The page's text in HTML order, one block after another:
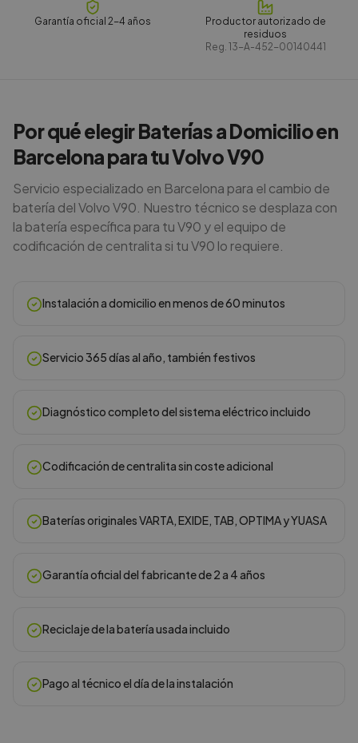
Garantía oficial 2-4 años
Productor autorizado de
residuos
Reg. 13-A-452-00140441
Por qué elegir Baterías a Domicilio en
Barcelona para tu Volvo V90
Servicio especializado en Barcelona para el cambio de
batería del Volvo V90. Nuestro técnico se desplaza con
la batería específica para tu V90 y el equipo de
codificación de centralita si tu V90 lo requiere.
Instalación a domicilio en menos de 60 minutos
Servicio 365 días al año, también festivos
Diagnóstico completo del sistema eléctrico incluido
Codificación de centralita sin coste adicional
Baterías originales VARTA, EXIDE, TAB, OPTIMA y YUASA
Garantía oficial del fabricante de 2 a 4 años
Reciclaje de la batería usada incluido
Pago al técnico el día de la instalación